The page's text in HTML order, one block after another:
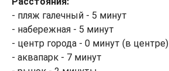
- пляж галечный - 5 минут
- набережная - 5 минут
- центр города - 0 минут (в центре)
- аквапарк - 7 минут